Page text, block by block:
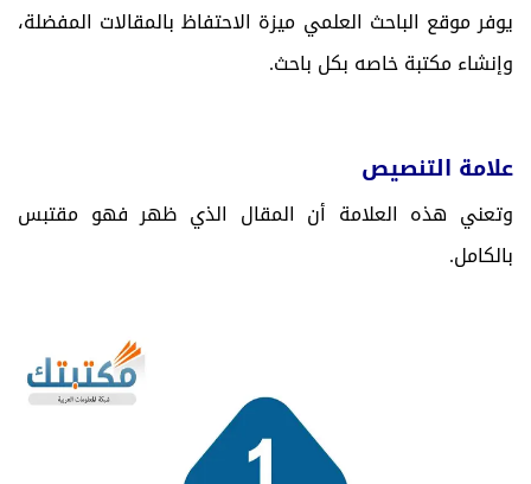
يوفر موقع الباحث العلمي ميزة الاحتفاظ بالمقالات المفضلة،
وإنشاء مكتبة خاصه بكل باحث.
علامة التنصيص
وتعني هذه العلامة أن المقال الذي ظهر فهو مقتبس
بالكامل.